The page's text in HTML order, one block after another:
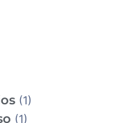
(1)
(1)